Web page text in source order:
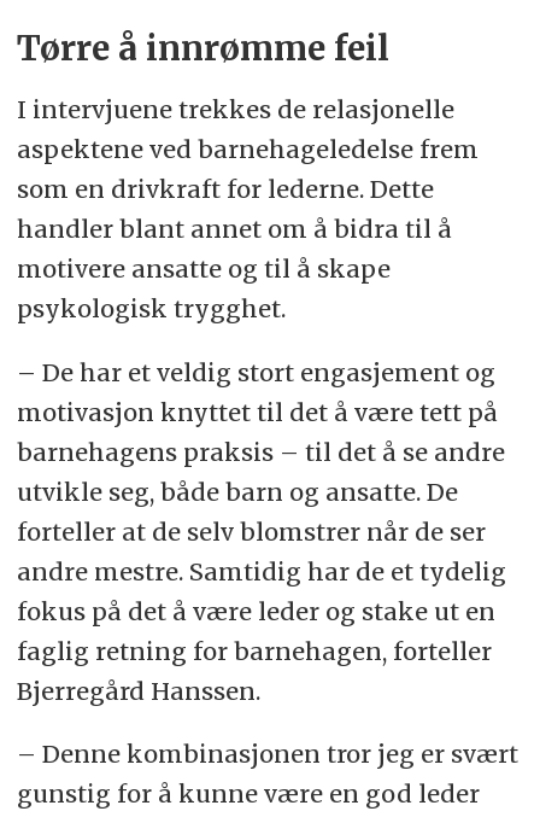
Tørre å innrømme feil
I intervjuene trekkes de relasjonelle
aspektene ved barnehageledelse frem
som en drivkraft for lederne. Dette
handler blant annet om å bidra til å
motivere ansatte og til å skape
psykologisk trygghet.
– De har et veldig stort engasjement og
motivasjon knyttet til det å være tett på
barnehagens praksis – til det å se andre
utvikle seg, både barn og ansatte. De
forteller at de selv blomstrer når de ser
andre mestre. Samtidig har de et tydelig
fokus på det å være leder og stake ut en
faglig retning for barnehagen, forteller
Bjerregård Hanssen.
– Denne kombinasjonen tror jeg er svært
gunstig for å kunne være en god leder